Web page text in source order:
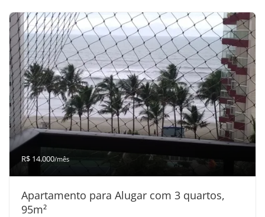
R$ 14.000/mês
Apartamento para Alugar com 3 quartos,
95m²